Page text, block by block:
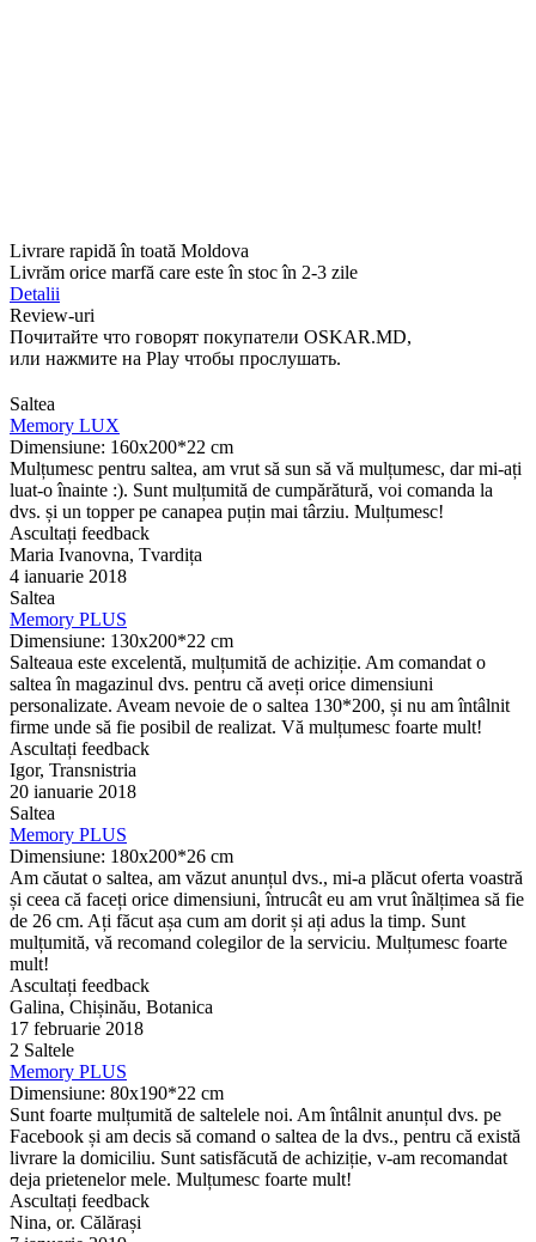
Livrare rapidă în toată Moldova
Livrăm orice marfă care este în stoc în 2-3 zile
Detalii
Review-uri
Почитайте что говорят покупатели OSKAR.MD,
или нажмите на Play чтобы прослушать.
Saltea
Memory LUX
Dimensiune: 160x200*22 cm
Mulțumesc pentru saltea, am vrut să sun să vă mulțumesc, dar mi-ați
luat-o înainte :). Sunt mulțumită de cumpărătură, voi comanda la
dvs. și un topper pe canapea puțin mai târziu. Mulțumesc!
Ascultați feedback
Maria Ivanovna, Tvardița
4 ianuarie 2018
Saltea
Memory PLUS
Dimensiune: 130х200*22 cm
Salteaua este excelentă, mulțumită de achiziție. Am comandat o
saltea în magazinul dvs. pentru că aveți orice dimensiuni
personalizate. Aveam nevoie de o saltea 130*200, și nu am întâlnit
firme unde să fie posibil de realizat. Vă mulțumesc foarte mult!
Ascultați feedback
Igor, Transnistria
20 ianuarie 2018
Saltea
Memory PLUS
Dimensiune: 180x200*26 cm
Am căutat o saltea, am văzut anunțul dvs., mi-a plăcut oferta voastră
și ceea că faceți orice dimensiuni, întrucât eu am vrut înălțimea să fie
de 26 cm. Ați făcut așa cum am dorit și ați adus la timp. Sunt
mulțumită, vă recomand colegilor de la serviciu. Mulțumesc foarte
mult!
Ascultați feedback
Galina, Chișinău, Botanica
17 februarie 2018
2 Saltele
Memory PLUS
Dimensiune: 80x190*22 cm
Sunt foarte mulțumită de saltelele noi. Am întâlnit anunțul dvs. pe
Facebook și am decis să comand o saltea de la dvs., pentru că există
livrare la domiciliu. Sunt satisfăcută de achiziție, v-am recomandat
deja prietenelor mele. Mulțumesc foarte mult!
Ascultați feedback
Nina, or. Călărași